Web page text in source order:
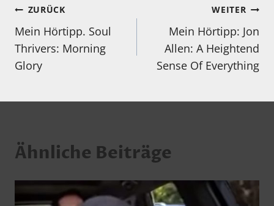
Beitragsnavigation
ZURÜCK
Mein Hörtipp. Soul
Thrivers: Morning
Glory
WEITER
Mein Hörtipp: Jon
Allen: A Heightend
Sense Of Everything
Ähnliche Beiträge